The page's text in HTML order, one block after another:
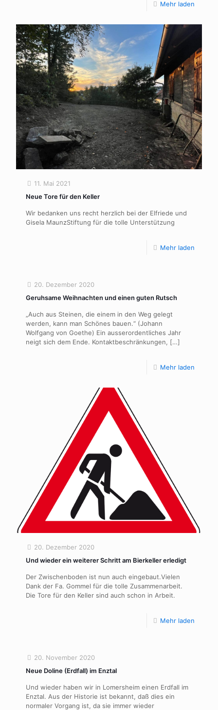
Mehr laden
11. Mai 2021
Neue Tore für den Keller
Wir bedanken uns recht herzlich bei der Elfriede und
Gisela MaunzStiftung für die tolle Unterstützung
Mehr laden
20. Dezember 2020
Geruhsame Weihnachten und einen guten Rutsch
„Auch aus Steinen, die einem in den Weg gelegt
werden, kann man Schönes bauen.“ (Johann
Wolfgang von Goethe) Ein ausserordentliches Jahr
neigt sich dem Ende. Kontaktbeschränkungen, […]
Mehr laden
20. Dezember 2020
Und wieder ein weiterer Schritt am Bierkeller erledigt
Der Zwischenboden ist nun auch eingebaut.Vielen
Dank der Fa. Gommel für die tolle Zusammenarbeit.
Die Tore für den Keller sind auch schon in Arbeit.
Mehr laden
20. November 2020
Neue Doline (Erdfall) im Enztal
Und wieder haben wir in Lomersheim einen Erdfall im
Enztal. Aus der Historie ist bekannt, daß dies ein
normaler Vorgang ist, da sie immer wieder